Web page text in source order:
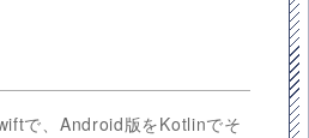
で、Android版をKotlinでそ